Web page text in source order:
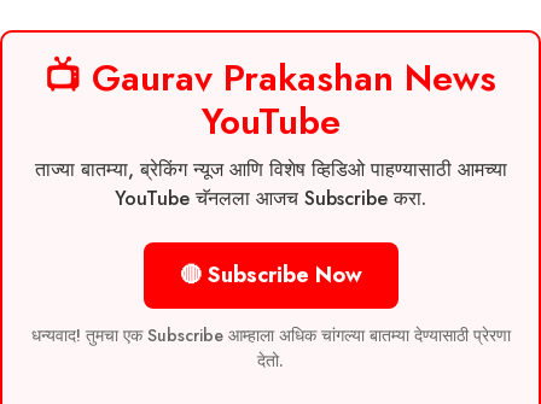
📺 Gaurav Prakashan News
YouTube
ताज्या बातम्या, ब्रेकिंग न्यूज आणि विशेष व्हिडिओ पाहण्यासाठी आमच्या
YouTube चॅनलला आजच Subscribe करा.
🔴 Subscribe Now
धन्यवाद! तुमचा एक Subscribe आम्हाला अधिक चांगल्या बातम्या देण्यासाठी प्रेरणा
देतो.